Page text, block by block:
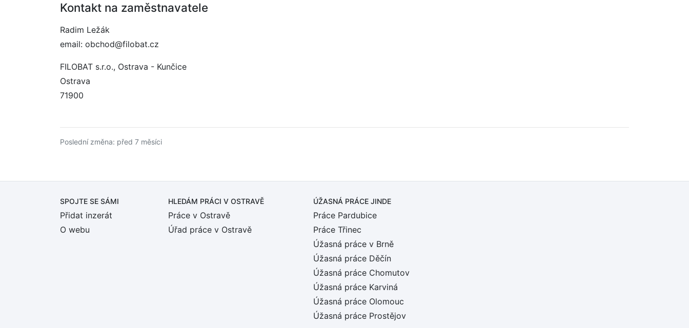
Kontakt na zaměstnavatele
Radim Ležák
email: obchod@filobat.cz
FILOBAT s.r.o., Ostrava - Kunčice
Ostrava
71900
Poslední změna: před 7 měsíci
SPOJTE SE SÁMI
Přidat inzerát
O webu
HLEDÁM PRÁCI V OSTRAVĚ
Práce v Ostravě
Úřad práce v Ostravě
ÚŽASNÁ PRÁCE JINDE
Práce Pardubice
Práce Třinec
Úžasná práce v Brně
Úžasná práce Děčín
Úžasná práce Chomutov
Úžasná práce Karviná
Úžasná práce Olomouc
Úžasná práce Prostějov